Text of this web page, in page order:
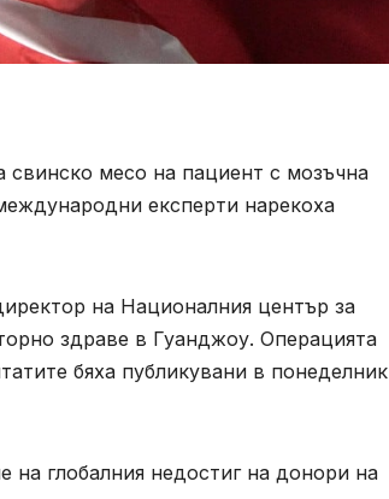
свинско месо на пациент с мозъчна
експерти нарекоха
на Националния център за
здраве в Гуанджоу. Операцията
бяха публикувани в понеделник
на глобалния недостиг на донори на